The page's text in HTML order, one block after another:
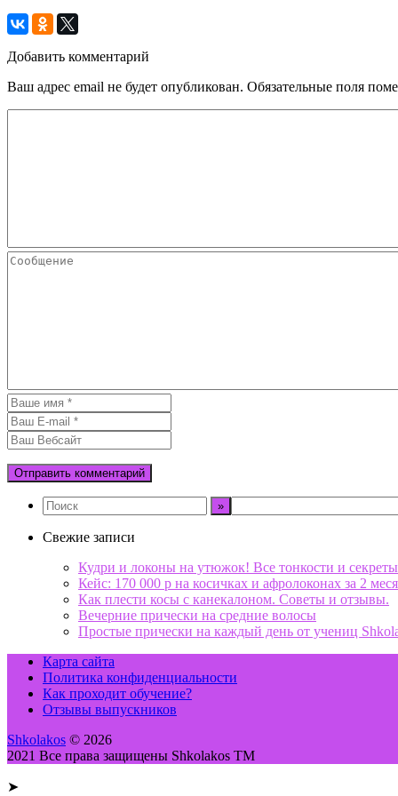
Добавить комментарий
Ваш адрес email не будет опубликован. Обязательные поля
Свежие записи
Кудри и локоны на утюжок! Все тонкости и
Кейс: 170 000 р на косичках и афролоконах за 2
Как плести косы с канекалоном. Советы и отзывы.
Вечерние прически на средние волосы
Простые прически на каждый день от учениц
Карта сайта
Политика конфиденциальности
Как проходит обучение?
Отзывы выпускников
Shkolakos © 2026
2021 Все права защищены Shkolakos TM
➤